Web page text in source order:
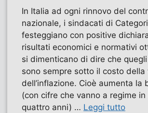
In Italia ad ogni rinnovo del
nazionale, i sindacati di
festeggiano con positive
risultati economici e normativi
si dimenticano di dire che
sono sempre sotto il costo della
dell’inflazione. Cioè aumenta la
(con cifre che vanno a regime
quattro anni) … Leggi tutto